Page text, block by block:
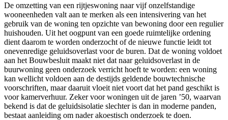
De omzetting van een rijtjeswoning naar vijf onzelfstandige
wooneenheden valt aan te merken als een intensivering van het
gebruik van de woning ten opzichte van bewoning door een regulier
huishouden. Uit het oogpunt van een goede ruimtelijke ordening
dient daarom te worden onderzocht of de nieuwe functie leidt tot
onevenredige geluidsoverlast voor de buren. Dat de woning voldoet
aan het Bouwbesluit maakt niet dat naar geluidsoverlast in de
buurwoning geen onderzoek verricht hoeft te worden: een woning
kan wellicht voldoen aan de destijds geldende bouwtechnische
voorschriften, maar daaruit vloeit niet voort dat het pand geschikt is
voor kamerverhuur. Zeker voor woningen uit de jaren ’50, waarvan
bekend is dat de geluidsisolatie slechter is dan in moderne panden,
bestaat aanleiding om nader akoestisch onderzoek te doen.